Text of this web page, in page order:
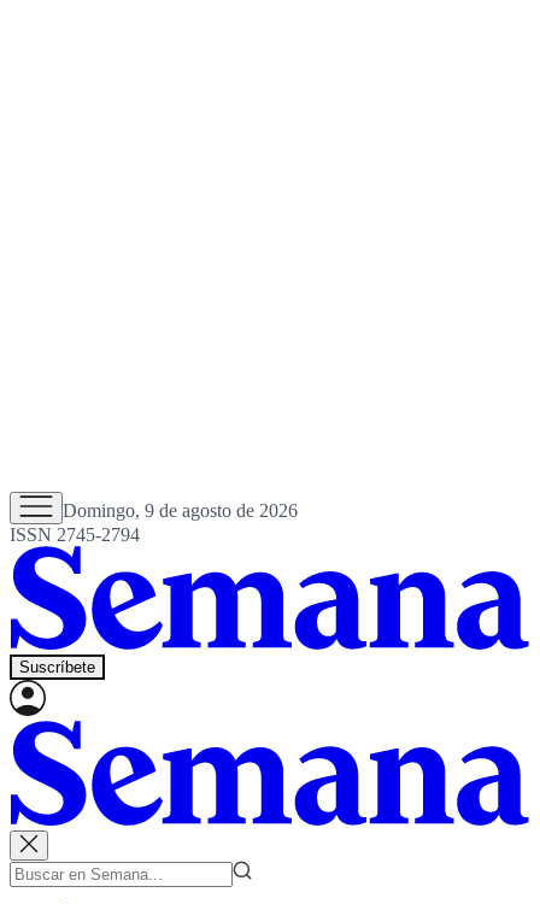
Domingo, 9 de agosto de 2026
ISSN 2745-2794
Suscríbete